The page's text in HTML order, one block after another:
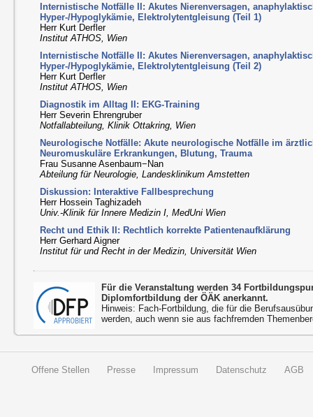
Internistische Notfälle II: Akutes Nierenversagen,
Hyper-/Hypoglykämie, Elektrolytentgleisung (Teil 1)
Herr Kurt Derfler
Institut ATHOS, Wien
Internistische Notfälle II: Akutes Nierenversagen,
Hyper-/Hypoglykämie, Elektrolytentgleisung (Teil 2)
Herr Kurt Derfler
Institut ATHOS, Wien
Diagnostik im Alltag II: EKG-Training
Herr Severin Ehrengruber
Notfallabteilung, Klinik Ottakring, Wien
Neurologische Notfälle: Akute neurologische Notfälle im
Neuromuskuläre Erkrankungen, Blutung, Trauma
Frau Susanne Asenbaum−Nan
Abteilung für Neurologie, Landesklinikum Amstetten
Diskussion: Interaktive Fallbesprechung
Herr Hossein Taghizadeh
Univ.-Klinik für Innere Medizin I, MedUni Wien
Recht und Ethik II: Rechtlich korrekte Patientenaufklärung
Herr Gerhard Aigner
Institut für und Recht in der Medizin, Universität Wien
Für die Veranstaltung werden 34
Diplomfortbildung der ÖÄK anerkannt.
Hinweis: Fach-Fortbildung, die für die
werden, auch wenn sie aus fachfremden
Offene Stellen Presse Impressum Datenschutz AGB